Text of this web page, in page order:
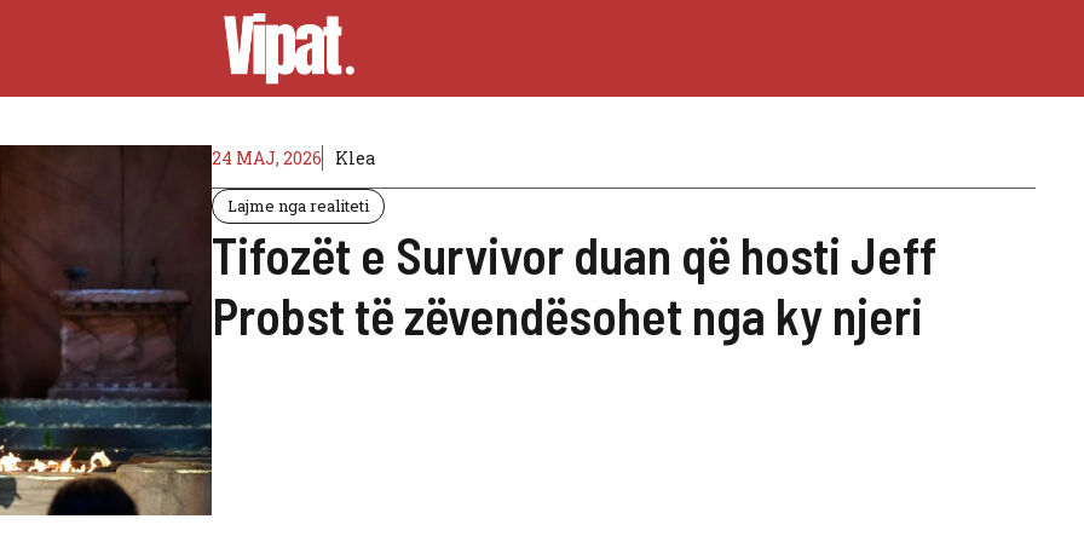
24 MAJ, 2026 Klea
Lajme nga realiteti
Tifozët e Survivor duan që hosti Jeff
Probst të zëvendësohet nga ky njeri